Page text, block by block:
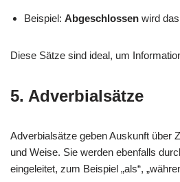
Beispiel: Abgeschlossen wird
Diese Sätze sind ideal, um
5. Adverbialsätze
Adverbialsätze geben Auskunft über
und Weise. Sie werden ebenfalls
eingeleitet, zum Beispiel „als“,